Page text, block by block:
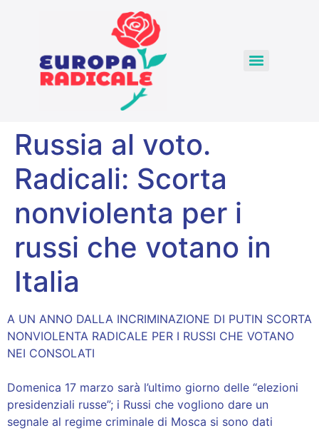
Russia al voto.
Radicali: Scorta
nonviolenta per i
russi che votano in
Italia
A UN ANNO DALLA INCRIMINAZIONE DI PUTIN SCORTA
NONVIOLENTA RADICALE PER I RUSSI CHE VOTANO
NEI CONSOLATI
Domenica 17 marzo sarà l’ultimo giorno delle “elezioni
presidenziali russe”; i Russi che vogliono dare un
segnale al regime criminale di Mosca si sono dati